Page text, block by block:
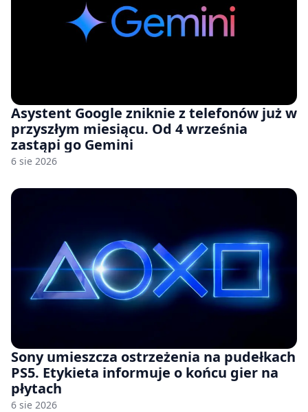
Asystent Google zniknie z telefonów już w
przyszłym miesiącu. Od 4 września
zastąpi go Gemini
6 sie 2026
Sony umieszcza ostrzeżenia na pudełkach
PS5. Etykieta informuje o końcu gier na
płytach
6 sie 2026